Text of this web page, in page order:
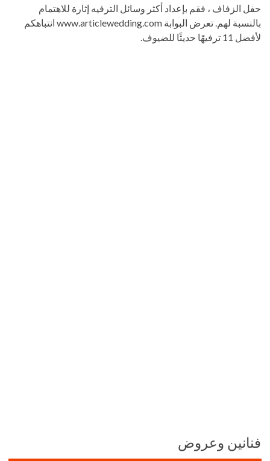
حفل الزفاف ، فقم بإعداد أكثر وسائل الترفيه إثارة للاهتمام
بالنسبة لهم. تعرض البوابة www.articlewedding.com انتباهكم
لأفضل 11 ترفيهًا حديثًا للضيوف.
فنانين وعروض